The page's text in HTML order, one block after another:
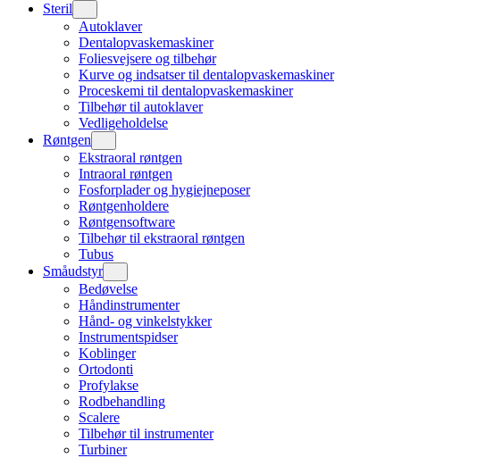
Steril
Autoklaver
Dentalopvaskemaskiner
Foliesvejsere og tilbehør
Kurve og indsatser til dentalopvaskemaskiner
Proceskemi til dentalopvaskemaskiner
Tilbehør til autoklaver
Vedligeholdelse
Røntgen
Ekstraoral røntgen
Intraoral røntgen
Fosforplader og hygiejneposer
Røntgenholdere
Røntgensoftware
Tilbehør til ekstraoral røntgen
Tubus
Småudstyr
Bedøvelse
Håndinstrumenter
Hånd- og vinkelstykker
Instrumentspidser
Koblinger
Ortodonti
Profylakse
Rodbehandling
Scalere
Tilbehør til instrumenter
Turbiner